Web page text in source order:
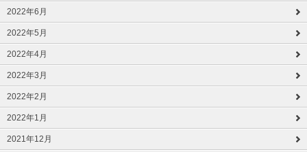
2022年6月
2022年5月
2022年4月
2022年3月
2022年2月
2022年1月
2021年12月